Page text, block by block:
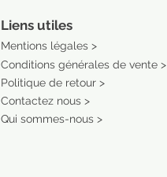
Liens utiles
Mentions légales >
Conditions générales de vente >
Politique de retour >
Contactez nous >
Qui sommes-nous >